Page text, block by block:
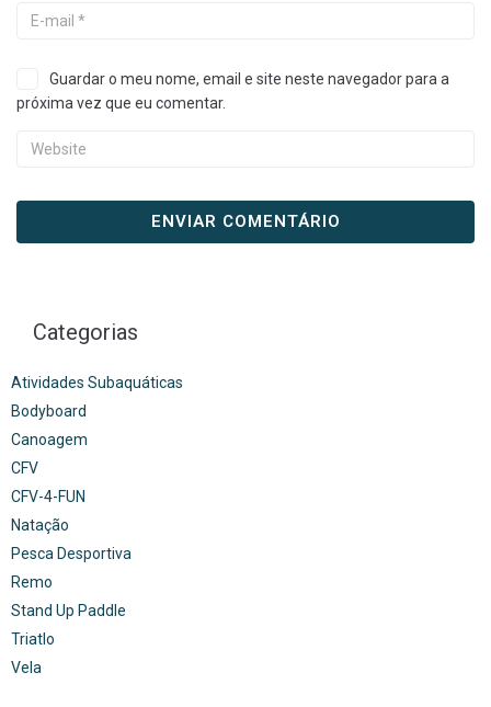
Guardar o meu nome, email e site neste navegador para a
próxima vez que eu comentar.
Categorias
Atividades Subaquáticas
Bodyboard
Canoagem
CFV
CFV-4-FUN
Natação
Pesca Desportiva
Remo
Stand Up Paddle
Triatlo
Vela